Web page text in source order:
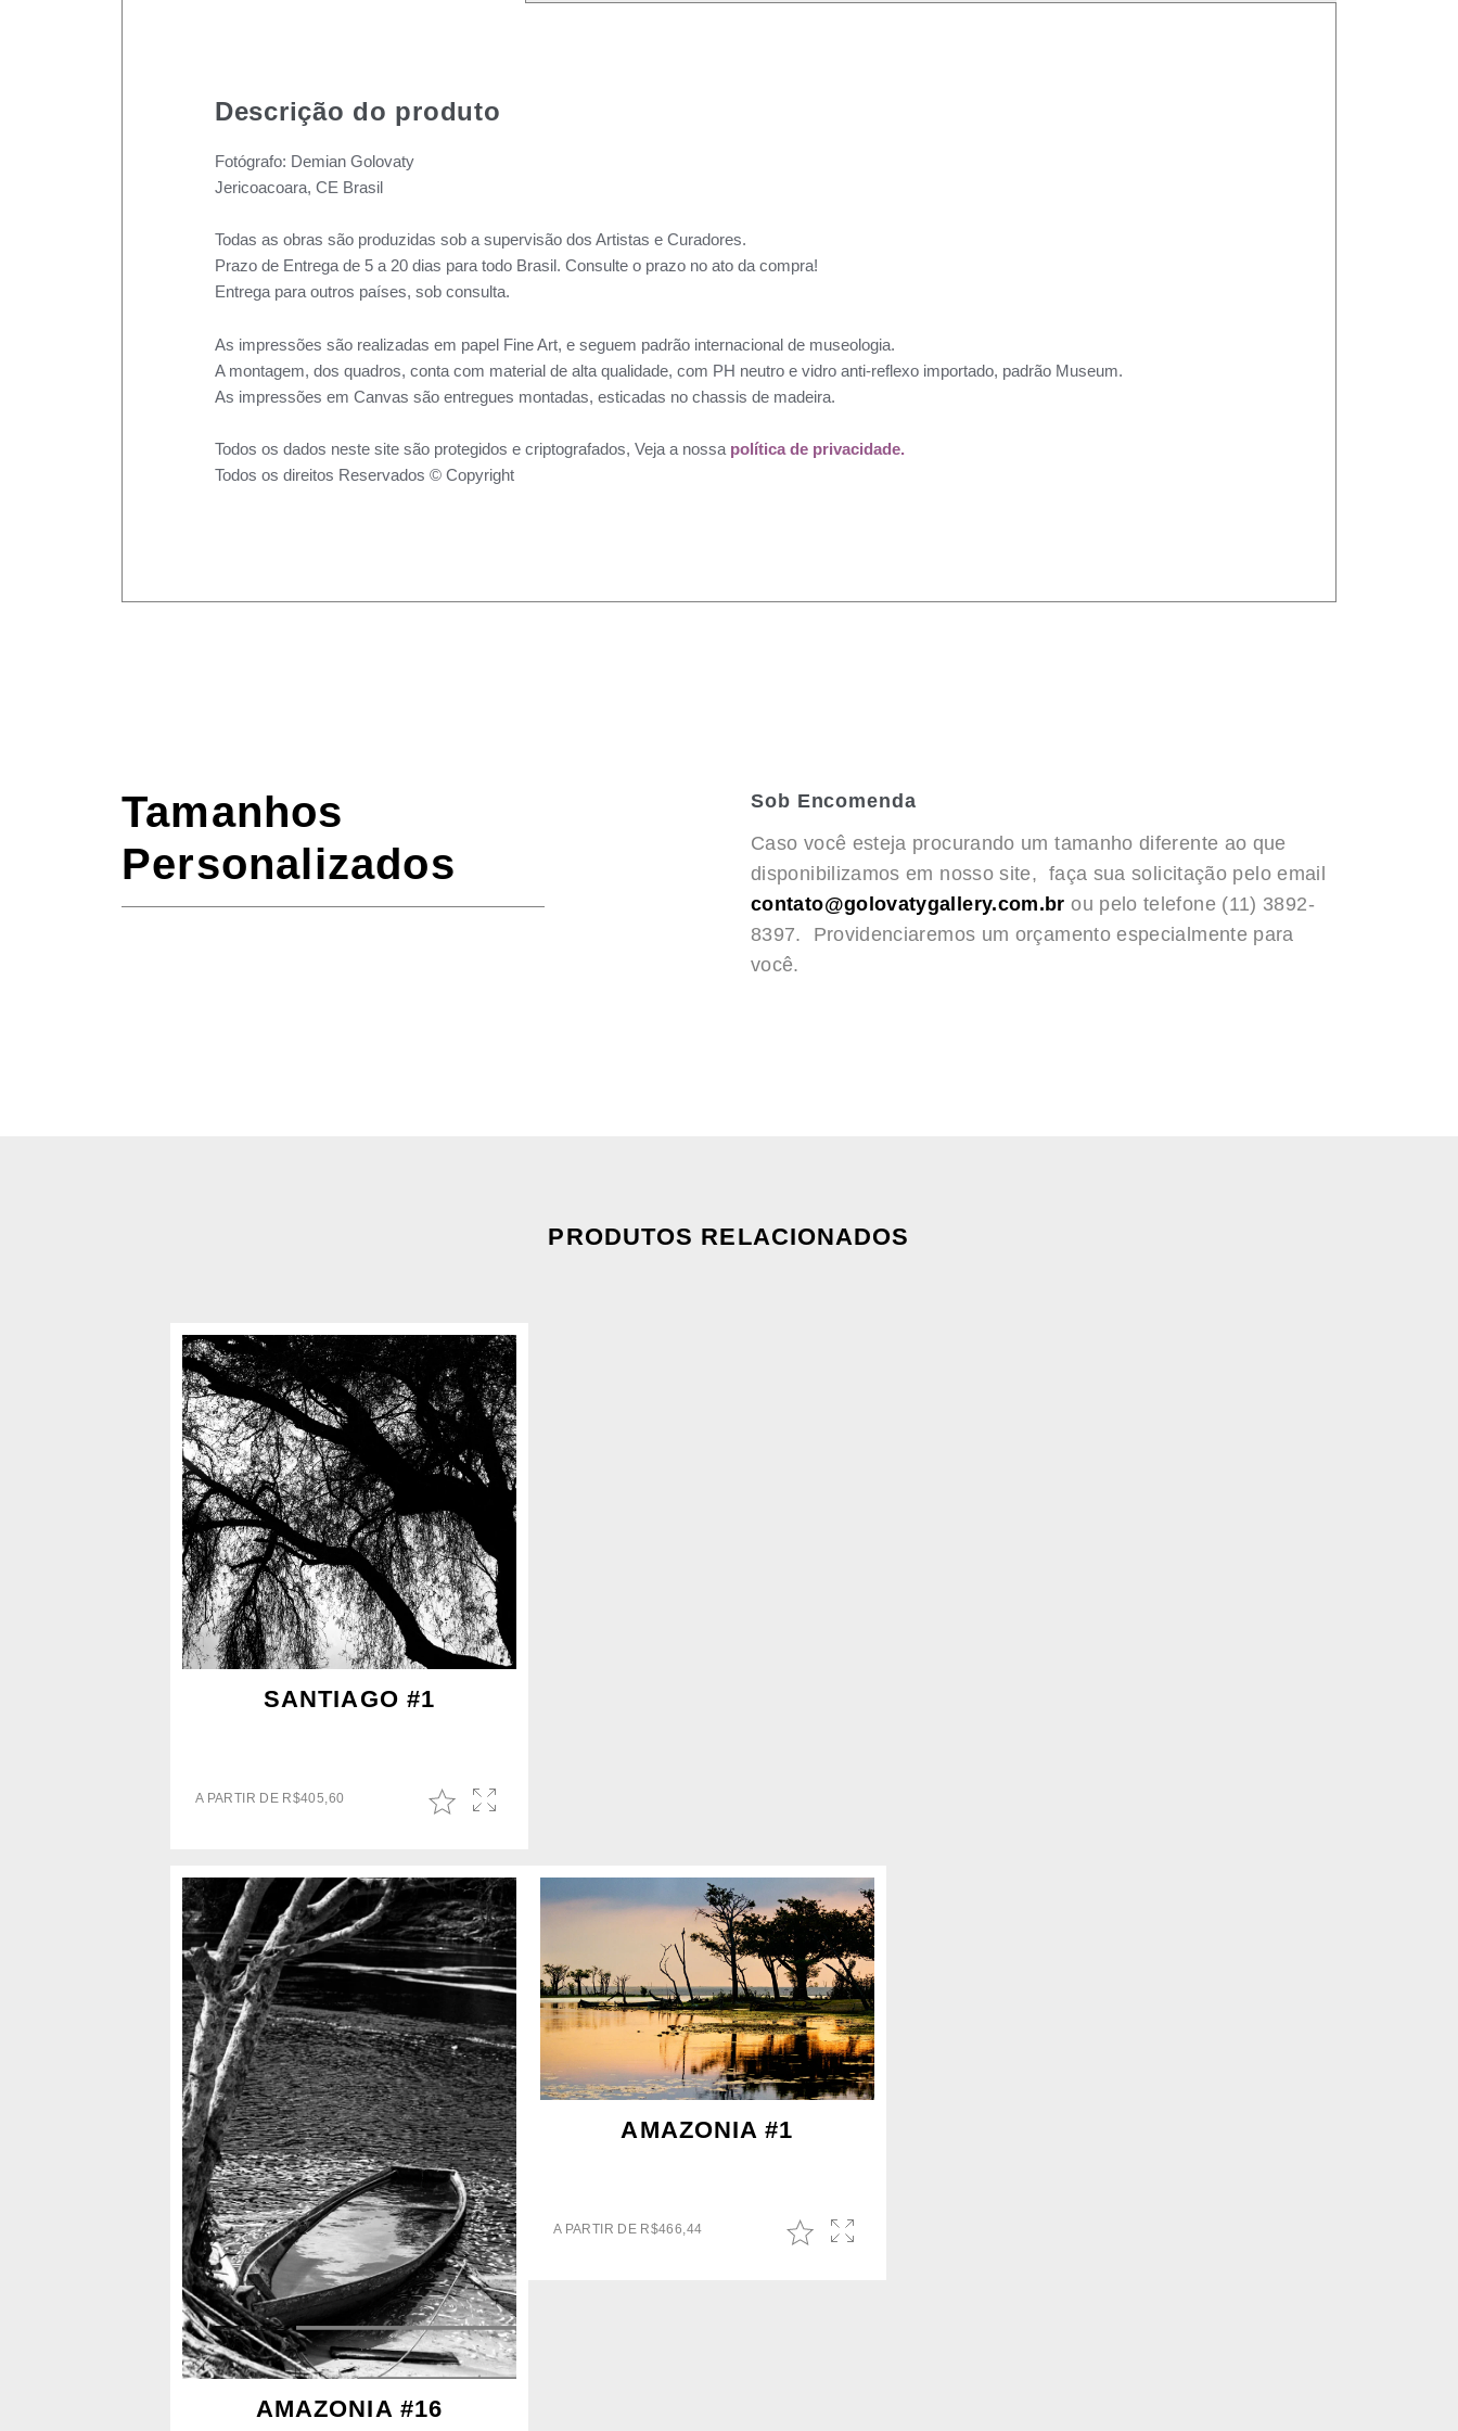
Descrição do produto
Fotógrafo: Demian Golovaty
Jericoacoara, CE Brasil
Todas as obras são produzidas sob a supervisão dos Artistas e Curadores.
Prazo de Entrega de 5 a 20 dias para todo Brasil. Consulte o prazo no ato da compra!
Entrega para outros países, sob consulta.
As impressões são realizadas em papel Fine Art, e seguem padrão internacional de museologia.
A montagem, dos quadros, conta com material de alta qualidade, com PH neutro e vidro anti-reflexo importado, padrão Museum.
As impressões em Canvas são entregues montadas, esticadas no chassis de madeira.
Todos os dados neste site são protegidos e criptografados, Veja a nossa política de privacidade.
Todos os direitos Reservados © Copyright
Tamanhos
Personalizados
Sob Encomenda
Caso você esteja procurando um tamanho diferente ao que
disponibilizamos em nosso site, faça sua solicitação pelo email
contato@golovatygallery.com.br ou pelo telefone (11) 3892-
8397. Providenciaremos um orçamento especialmente para
você.
PRODUTOS RELACIONADOS
SANTIAGO #1
A PARTIR DE R$405,60
AMAZONIA #16
AMAZONIA #1
A PARTIR DE R$466,44